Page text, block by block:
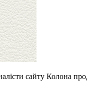
сайту Колона